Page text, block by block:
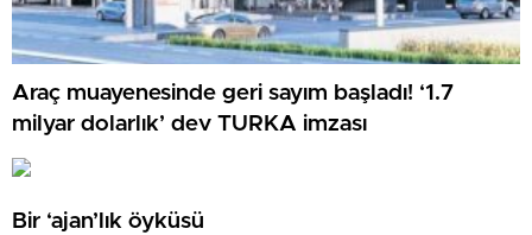
Araç muayenesinde geri sayım başladı! ‘1.7
milyar dolarlık’ dev TURKA imzası
Bir ‘ajan’lık öyküsü